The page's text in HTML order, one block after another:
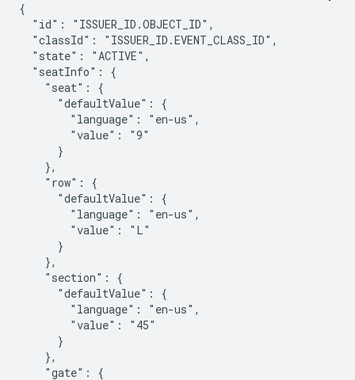
{
  "id": "ISSUER_ID.OBJECT_ID",
  "classId": "ISSUER_ID.EVENT_CLASS_ID",
  "state": "ACTIVE",
  "seatInfo": {
    "seat": {
      "defaultValue": {
        "language": "en-us",
        "value": "9"
      }
    },
    "row": {
      "defaultValue": {
        "language": "en-us",
        "value": "L"
      }
    },
    "section": {
      "defaultValue": {
        "language": "en-us",
        "value": "45"
      }
    },
    "gate": {